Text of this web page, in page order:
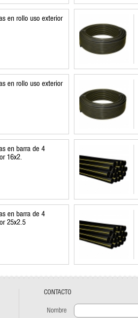
en rollo uso exterior
en rollo uso exterior
en barra de 4
16x2.
en barra de 4
25x2.5
CONTACTO
Nombre